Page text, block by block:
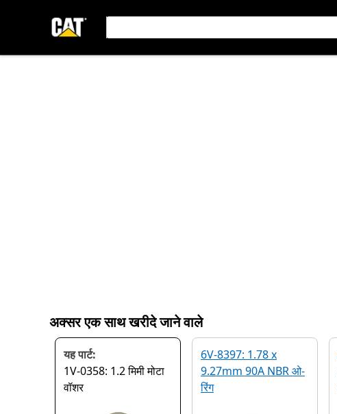
अक्सर एक साथ खरीदे जाने वाले
यह पार्ट:
1V-0358: 1.2 मिमी मोटा
वॉशर
6V-8397: 1.78 x
9.27mm 90A NBR ओ-
रिंग